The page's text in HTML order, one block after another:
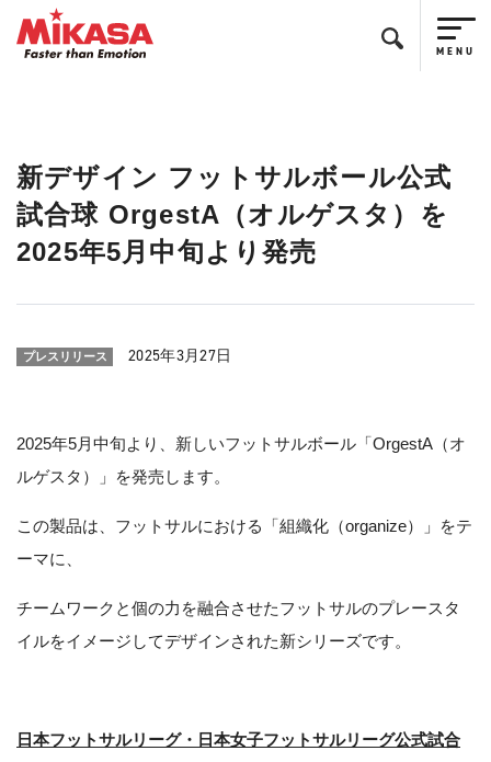
新デザイン フットサルボール公式
試合球 OrgestA（オルゲスタ）を
2025年5月中旬より発売
プレスリリース 2025年3月27日
2025年5月中旬より、新しいフットサルボール「OrgestA（オ
ルゲスタ）」を発売します。
この製品は、フットサルにおける「組織化（organize）」をテ
ーマに、
チームワークと個の力を融合させたフットサルのプレースタ
イルをイメージしてデザインされた新シリーズです。
日本フットサルリーグ・日本女子フットサルリーグ公式試合